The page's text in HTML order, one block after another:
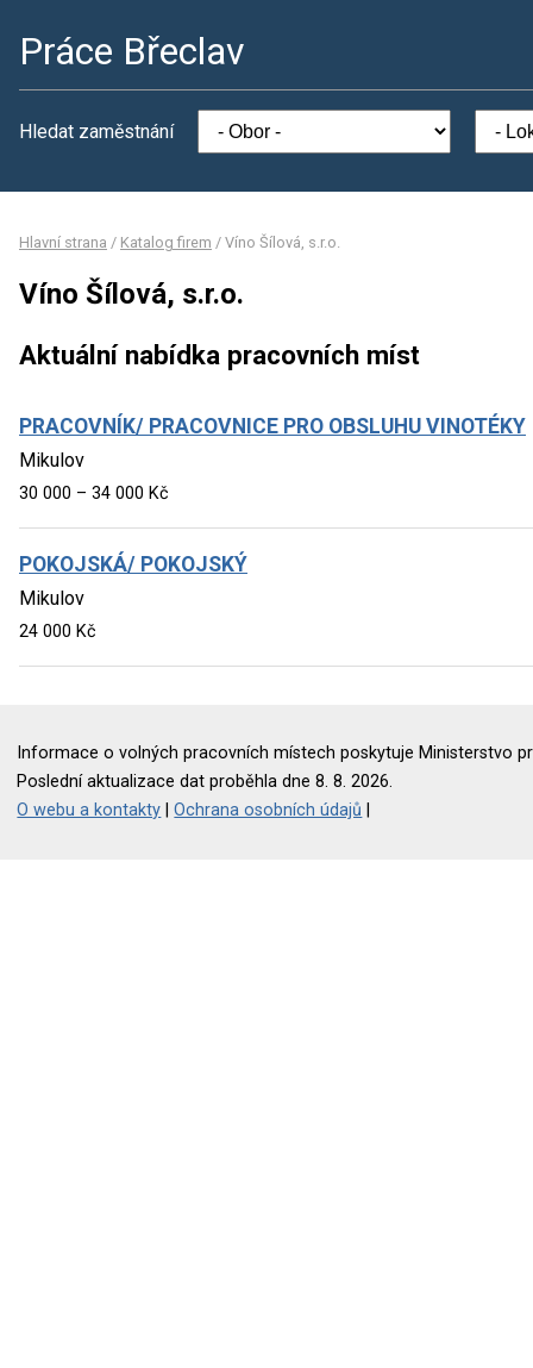
Práce Břeclav
Hledat zaměstnání
Hlavní strana / Katalog firem / Víno Šílová, s.r.o.
Víno Šílová, s.r.o.
Aktuální nabídka pracovních míst
PRACOVNÍK/ PRACOVNICE PRO OBSLUHU VINOTÉKY
Mikulov
30 000 – 34 000 Kč
POKOJSKÁ/ POKOJSKÝ
Mikulov
24 000 Kč
Informace o volných pracovních místech poskytuje Ministerstvo
Poslední aktualizace dat proběhla dne 8. 8. 2026.
O webu a kontakty |Ochrana osobních údajů